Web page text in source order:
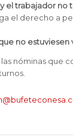
el trabajador no
el derecho a
no estuviesen
nóminas que